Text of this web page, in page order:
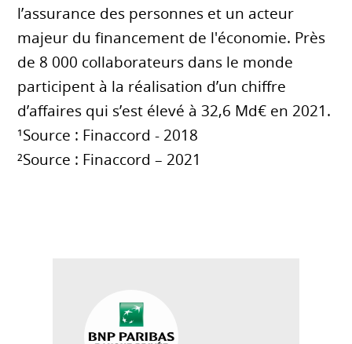
l’assurance des personnes et un acteur
majeur du financement de l'économie. Près
de 8 000 collaborateurs dans le monde
participent à la réalisation d’un chiffre
d’affaires qui s’est élevé à 32,6 Md€ en 2021.
¹Source : Finaccord - 2018
²Source : Finaccord – 2021